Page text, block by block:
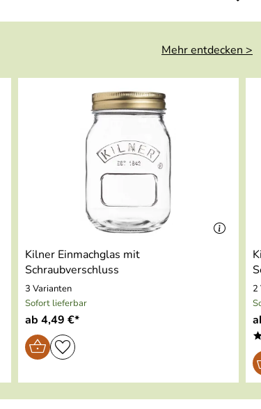
Mehr entdecken >
Kilner Einmachglas mit
Schraubverschluss
3 Varianten
Sofort lieferbar
ab 4,49 €*
2